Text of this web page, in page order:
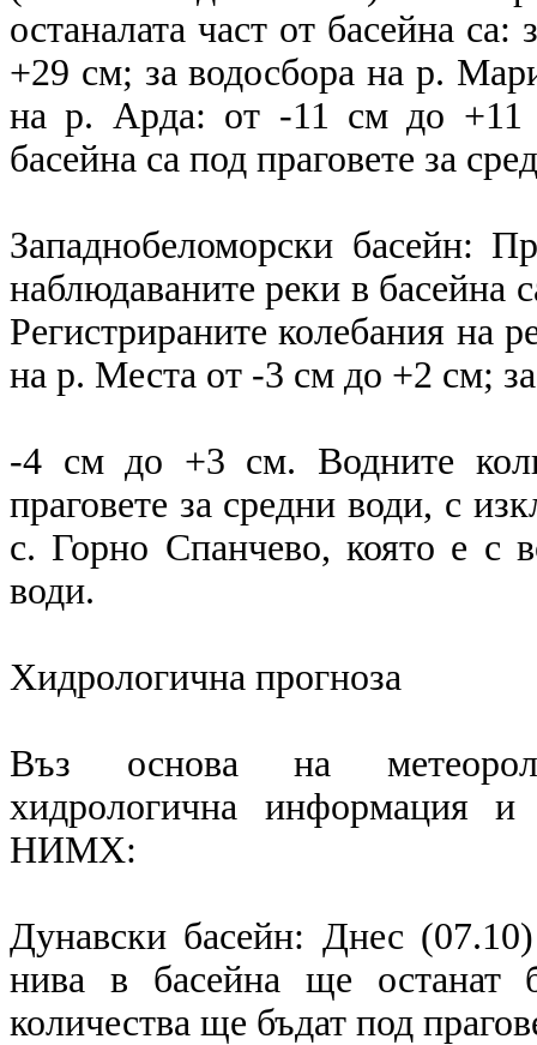
останалата част от басейна
+29 см; за водосбора на р.
на р. Арда: от -11 см до +11
басейна са под праговете за
Западнобеломорски басейн:
наблюдаваните реки в басейна
Регистрираните колебания на
на р. Места от -3 см до +2 см;
-4 см до +3 см. Водните
праговете за средни води, с
с. Горно Спанчево, която е с
води.
Хидрологична прогноза
Въз основа на
хидрологична информация и
НИМХ:
Дунавски басейн: Днес
нива в басейна ще останат
количества ще бъдат под